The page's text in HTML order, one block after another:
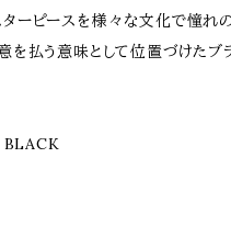
ーピースを様々な文化で憧れ
を払う意味として位置づけたブ